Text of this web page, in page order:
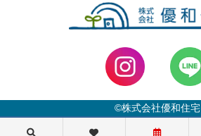
©株式会社優和住宅